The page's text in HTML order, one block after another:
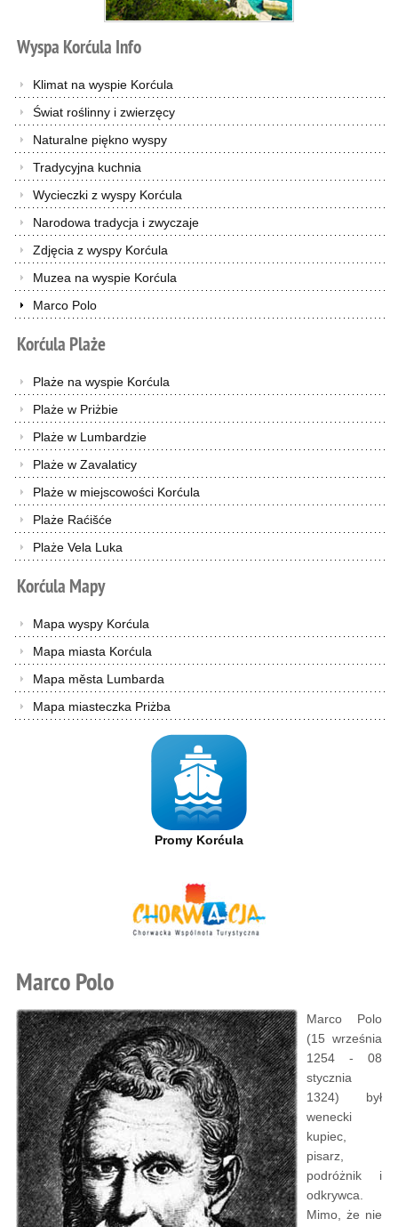
Wyspa Korćula Info
Klimat na wyspie Korćula
Świat roślinny i zwierzęcy
Naturalne piękno wyspy
Tradycyjna kuchnia
Wycieczki z wyspy Korćula
Narodowa tradycja i zwyczaje
Zdjęcia z wyspy Korćula
Muzea na wyspie Korćula
Marco Polo
Korćula Plaże
Plaże na wyspie Korćula
Plaże w Priżbie
Plaże w Lumbardzie
Plaże w Zavalaticy
Plaże w miejscowości Korćula
Plaże Raćišće
Plaże Vela Luka
Korćula Mapy
Mapa wyspy Korćula
Mapa miasta Korćula
Mapa města Lumbarda
Mapa miasteczka Priżba
Promy Korćula
Marco Polo
Marco Polo
(15 września
1254 - 08
stycznia
1324) był
wenecki
kupiec,
pisarz,
podróżnik i
odkrywca.
Mimo, że nie